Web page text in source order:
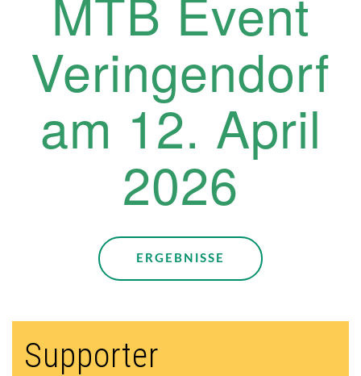
Veringendorf
am 12. April
2026
ERGEBNISSE
Supporter